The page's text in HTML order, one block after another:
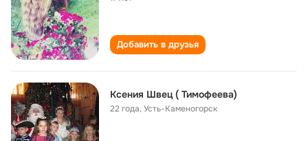
Добавить в друзья
Ксения Швец ( Тимофеева)
22 года,Усть-Каменогорск